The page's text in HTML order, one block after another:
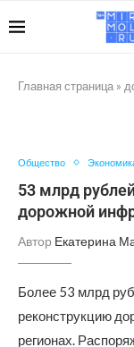
Главная страница »
Общество
53 млрд
дорожной
Автор Екатерина
Более 53 млрд
реконструкцию
регионах.